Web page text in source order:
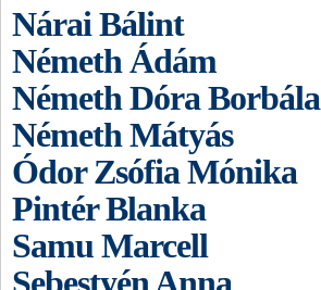
Nárai Bálint
Németh Ádám
Németh Dóra Borbála
Németh Mátyás
Ódor Zsófia Mónika
Pintér Blanka
Samu Marcell